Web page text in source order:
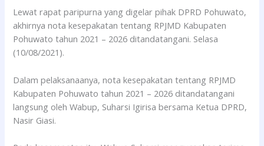
Lewat rapat paripurna yang digelar pihak DPRD Pohuwato,
akhirnya nota kesepakatan tentang RPJMD Kabupaten
Pohuwato tahun 2021 – 2026 ditandatangani. Selasa
(10/08/2021).
Dalam pelaksanaanya, nota kesepakatan tentang RPJMD
Kabupaten Pohuwato tahun 2021 – 2026 ditandatangani
langsung oleh Wabup, Suharsi Igirisa bersama Ketua DPRD,
Nasir Giasi.